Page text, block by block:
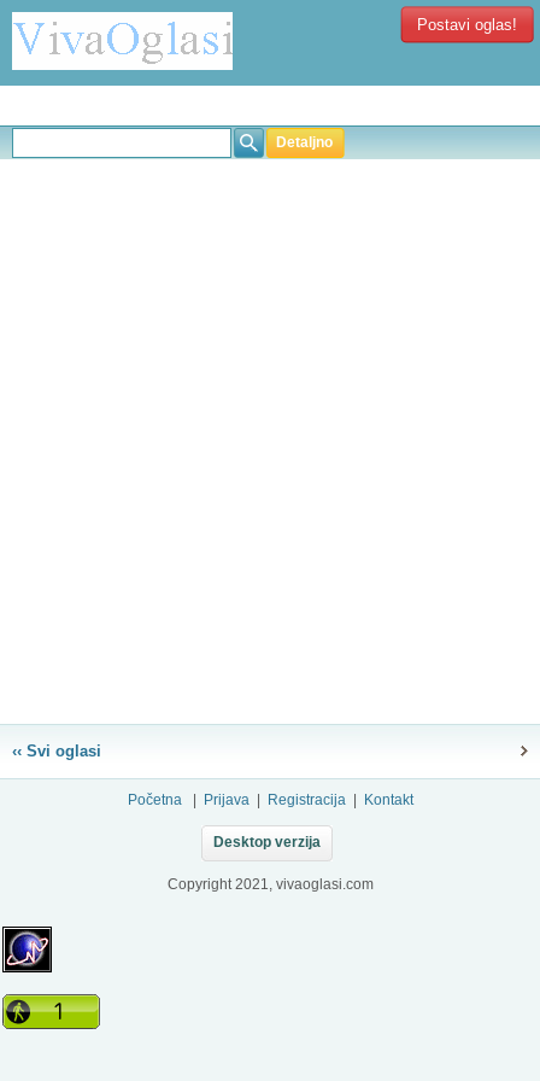
Postavi oglas!
Detaljno
‹‹ Svi oglasi
Početna Prijava Registracija Kontakt
Desktop verzija
Copyright 2021, vivaoglasi.com